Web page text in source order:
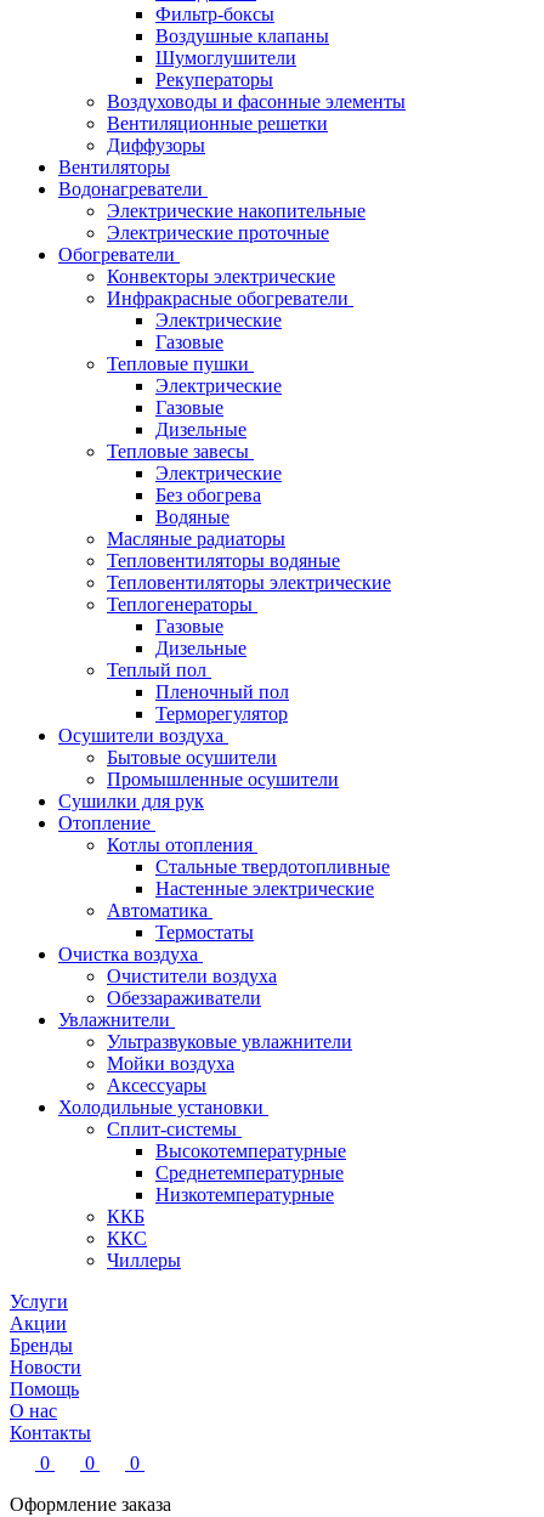
Фильтр-боксы
Воздушные клапаны
Шумоглушители
Рекуператоры
Воздуховоды и фасонные элементы
Вентиляционные решетки
Диффузоры
Вентиляторы
Водонагреватели
Электрические накопительные
Электрические проточные
Обогреватели
Конвекторы электрические
Инфракрасные обогреватели
Электрические
Газовые
Тепловые пушки
Электрические
Газовые
Дизельные
Тепловые завесы
Электрические
Без обогрева
Водяные
Масляные радиаторы
Тепловентиляторы водяные
Тепловентиляторы электрические
Теплогенераторы
Газовые
Дизельные
Теплый пол
Пленочный пол
Терморегулятор
Осушители воздуха
Бытовые осушители
Промышленные осушители
Сушилки для рук
Отопление
Котлы отопления
Стальные твердотопливные
Настенные электрические
Автоматика
Термостаты
Очистка воздуха
Очистители воздуха
Обеззараживатели
Увлажнители
Ультразвуковые увлажнители
Мойки воздуха
Аксессуары
Холодильные установки
Сплит-системы
Высокотемпературные
Среднетемпературные
Низкотемпературные
ККБ
ККС
Чиллеры
Услуги
Акции
Бренды
Новости
Помощь
О нас
Контакты
0
0
0
Оформление заказа